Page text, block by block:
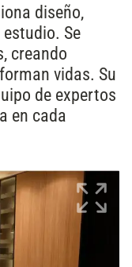
diseño,
Se
creando
vidas. Su
de expertos
en cada